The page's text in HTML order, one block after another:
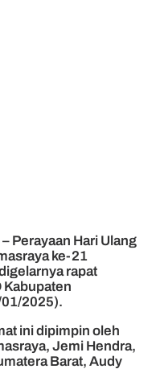
– Perayaan Hari Ulang
ke-21
rapat
Kabupaten
01/2025).
ini dipimpin oleh
Jemi Hendra,
Barat, Audy